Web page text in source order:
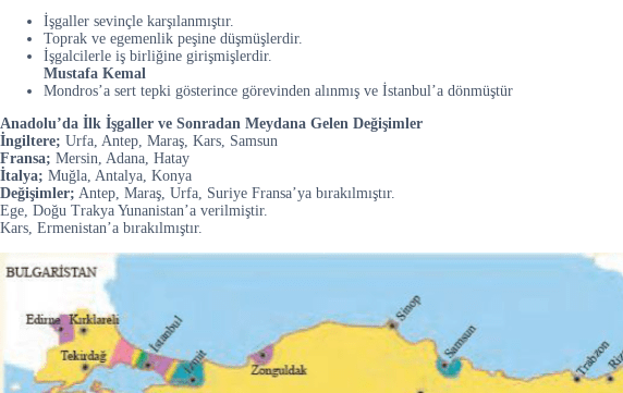
İşgaller sevinçle karşılanmıştır.
Toprak ve egemenlik peşine düşmüşlerdir.
İşgalcilerle iş birliğine girişmişlerdir.
Mustafa Kemal
Mondros’a sert tepki gösterince görevinden alınmış ve İstanbul’a dönmüştür
Anadolu’da İlk İşgaller ve Sonradan Meydana Gelen Değişimler
İngiltere; Urfa, Antep, Maraş, Kars, Samsun
Fransa; Mersin, Adana, Hatay
İtalya; Muğla, Antalya, Konya
Değişimler; Antep, Maraş, Urfa, Suriye Fransa’ya bırakılmıştır.
Ege, Doğu Trakya Yunanistan’a verilmiştir.
Kars, Ermenistan’a bırakılmıştır.